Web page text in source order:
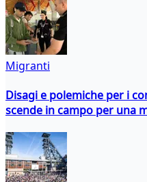
Migranti
Disagi e polemiche per i
scende in campo per una